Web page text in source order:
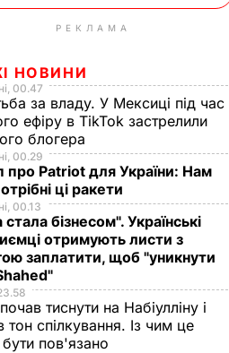
РЕКЛАМА
НОВИНИ
00.47
за владу. У Мексиці під час
ефіру в TikTok застрелили
блогера
00.29
про Patriot для України: Нам
ці ракети
00.13
стала бізнесом". Українські
отримують листи з
заплатити, щоб "уникнути
тиснути на Набіулліну і
тон спілкування. Із чим це
пов'язано